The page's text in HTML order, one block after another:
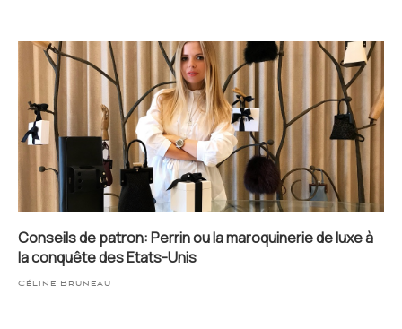
Conseils de patron: Perrin ou la maroquinerie de luxe à
la conquête des Etats-Unis
Céline Bruneau